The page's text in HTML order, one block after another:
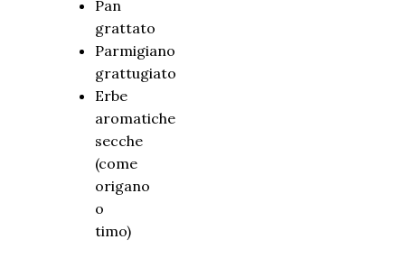
Pan
grattato
Parmigiano
grattugiato
Erbe
aromatiche
secche
(come
origano
o
timo)